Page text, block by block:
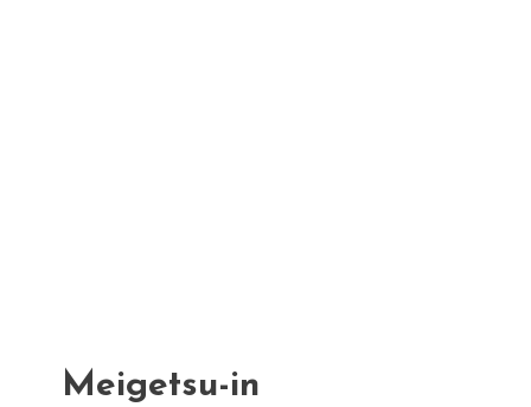
Meigetsu-in